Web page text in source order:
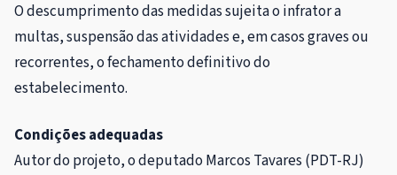
O descumprimento das medidas sujeita o infrator a
multas, suspensão das atividades e, em casos graves ou
recorrentes, o fechamento definitivo do
estabelecimento.
Condições adequadas
Autor do projeto, o deputado Marcos Tavares (PDT-RJ)